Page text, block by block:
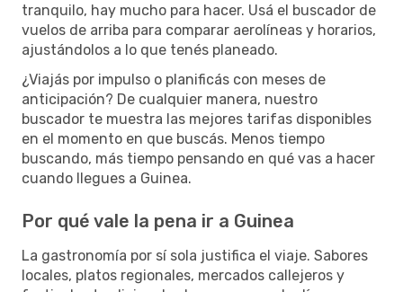
tranquilo, hay mucho para hacer. Usá el buscador de
vuelos de arriba para comparar aerolíneas y horarios,
ajustándolos a lo que tenés planeado.
¿Viajás por impulso o planificás con meses de
anticipación? De cualquier manera, nuestro
buscador te muestra las mejores tarifas disponibles
en el momento en que buscás. Menos tiempo
buscando, más tiempo pensando en qué vas a hacer
cuando llegues a Guinea.
Por qué vale la pena ir a Guinea
La gastronomía por sí sola justifica el viaje. Sabores
locales, platos regionales, mercados callejeros y